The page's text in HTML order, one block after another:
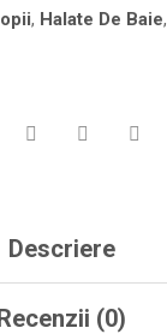
, Halate De Baie,
Descriere
(0)